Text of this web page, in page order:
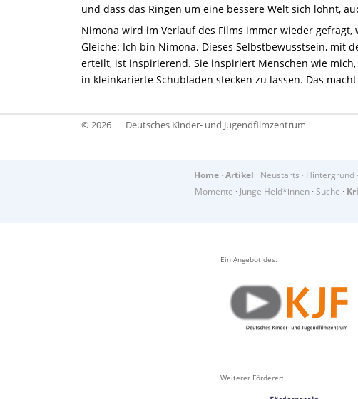
und dass das Ringen um eine bessere Welt sich lohnt,
Nimona wird im Verlauf des Films immer wieder
Gleiche: Ich bin Nimona. Dieses Selbstbewusstsein, mit
erteilt, ist inspirierend. Sie inspiriert Menschen wie
in kleinkarierte Schubladen stecken zu lassen. Das
© 2026 Deutsches Kinder- und Jugendfilmzentrum
Home · Artikel · Neustarts · Hintergrund ·
Momente · Junge Held*innen· Suche ·
Ein Angebot des:
Weiterer Förderer: